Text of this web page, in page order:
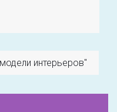
интерьеров"